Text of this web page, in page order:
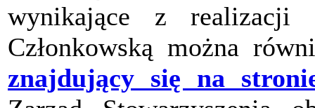
wynikające z realizacji
Członkowską można
znajdujący się na